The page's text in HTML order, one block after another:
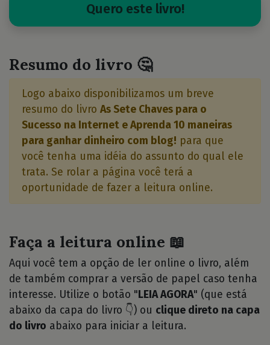
Quero este livro!
Resumo do livro 🤔
Logo abaixo disponibilizamos um breve
resumo do livro As Sete Chaves para o
Sucesso na Internet e Aprenda 10 maneiras
para ganhar dinheiro com blog! para que
você tenha uma idéia do assunto do qual ele
trata. Se rolar a página você terá a
oportunidade de fazer a leitura online.
Faça a leitura online 📖
Aqui você tem a opção de ler online o livro, além
de também comprar a versão de papel caso tenha
interesse. Utilize o botão " LEIA AGORA" (que está
abaixo da capa do livro 👇) ou clique direto na capa
do livro abaixo para iniciar a leitura.